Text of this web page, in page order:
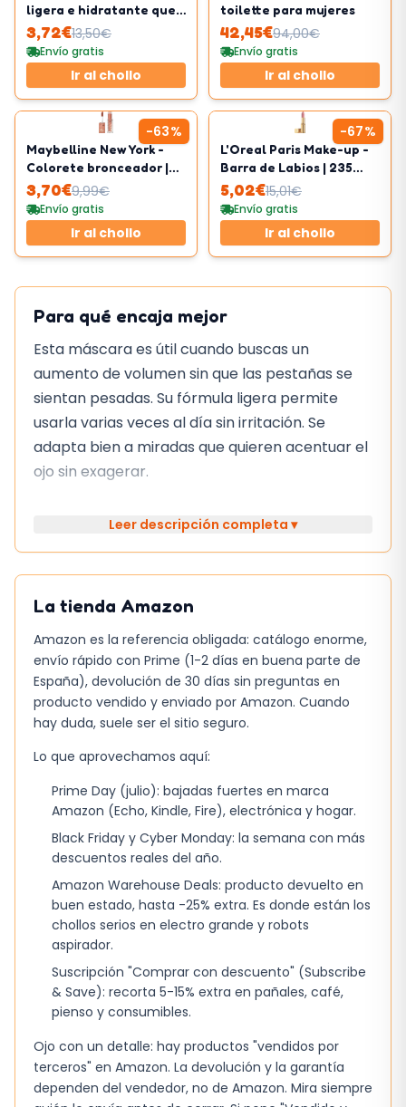
ligera e hidratante que
calma la piel sensible
3,72€13,50€
Envío gratis
Ir al chollo
toilette para mujeres
42,45€94,00€
Envío gratis
Ir al chollo
-63%
Maybelline New York -
Colorete bronceador |
Fórmula modulable |
Tono 08 Shades On
3,70€9,99€
Envío gratis
Ir al chollo
-67%
L'Oreal Paris Make-up -
Barra de Labios | 235
Nude
5,02€15,01€
Envío gratis
Ir al chollo
Para qué encaja mejor
Esta máscara es útil cuando buscas un
aumento de volumen sin que las pestañas se
sientan pesadas. Su fórmula ligera permite
usarla varias veces al día sin irritación. Se
adapta bien a miradas que quieren acentuar el
ojo sin exagerar.
Mantenimiento y limpieza
El producto viene con un cepillo de cerdas finas
que facilita la aplicación y la retirada. Para
limpiar, basta con un algodón con un poco de
agua caliente, ya que puede degradar la
película protectora. Si quieres mantener el
rendimiento, es buena idea desecharla
después de 6‑8 usos.
Diferencia con modelos básicos
En comparación con una máscara de volumen
básico, esta versión aporta una capa adicional
de definición. Los bordes resultan más finos y la
curvatura se mantiene durante más tiempo. La
fórmula no contiene aceites pesados, lo que
evita que las pestañas se apelmacen. Además,
la opción de compra recurrente facilita el
reabastecimiento sin interrumpir la rutina.
Volumen sin peso
Fórmula ligera y resistente al agua
Cepillo de cerdas finas para una aplicación
precisa
Leer descripción completa ▾
La tienda Amazon
Amazon es la referencia obligada: catálogo enorme,
envío rápido con Prime (1-2 días en buena parte de
España), devolución de 30 días sin preguntas en
producto vendido y enviado por Amazon. Cuando
hay duda, suele ser el sitio seguro.
Lo que aprovechamos aquí:
Prime Day (julio): bajadas fuertes en marca
Amazon (Echo, Kindle, Fire), electrónica y hogar.
Black Friday y Cyber Monday: la semana con más
descuentos reales del año.
Amazon Warehouse Deals: producto devuelto en
buen estado, hasta -25% extra. Es donde están los
chollos serios en electro grande y robots
aspirador.
Suscripción "Comprar con descuento" (Subscribe
& Save): recorta 5-15% extra en pañales, café,
pienso y consumibles.
Ojo con un detalle: hay productos "vendidos por
terceros" en Amazon. La devolución y la garantía
dependen del vendedor, no de Amazon. Mira siempre